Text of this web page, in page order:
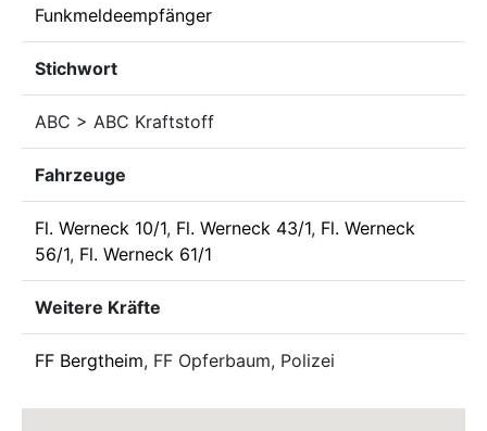
Funkmeldeempfänger
Stichwort
ABC > ABC Kraftstoff
Fahrzeuge
Fl. Werneck 10/1, Fl. Werneck 43/1, Fl. Werneck
56/1, Fl. Werneck 61/1
Weitere Kräfte
FF Bergtheim, FF Opferbaum, Polizei